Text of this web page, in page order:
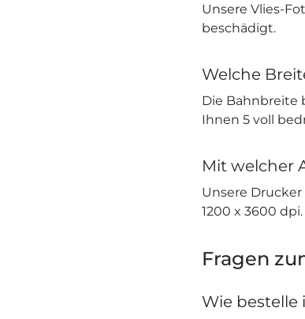
Unsere Vlies-
beschädigt.
Welche
Die Bahnbreite
Ihnen 5 voll
Mit welcher
Unsere
1200 x 3600 dpi.
Fragen
Wie bestelle